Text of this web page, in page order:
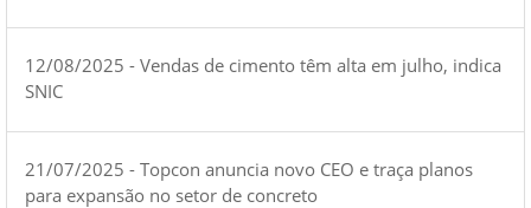
12/08/2025 - Vendas de cimento têm alta em julho, indica
SNIC
21/07/2025 - Topcon anuncia novo CEO e traça planos
para expansão no setor de concreto